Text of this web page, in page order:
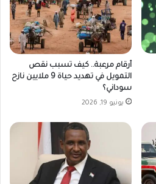
أرقام مرعبة.. كيف تسبب نقص
التمويل في تهديد حياة 9 ملايين نازح
سوداني؟
يونيو 19, 2026